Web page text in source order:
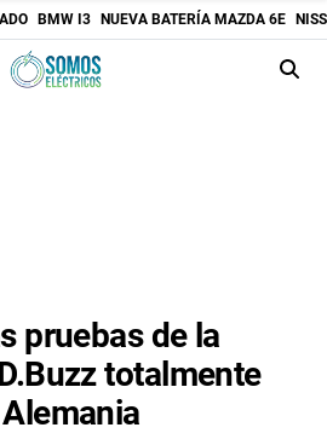
BMW I3 NUEVA BATERÍA MAZDA 6E
pruebas de la
totalmente